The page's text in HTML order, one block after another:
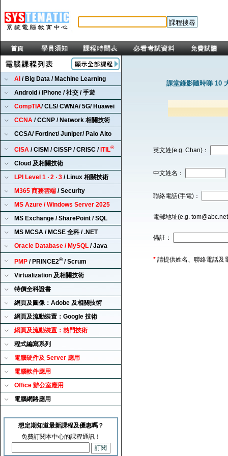
AI / Big Data / Machine Learning
Android / iPhone / 社交 / 手遊
CompTIA/ CLS/ CWNA/ 5G/ Huawei
CCNA / CCNP / Network 相關技術
CCSA/ Fortinet/ Juniper/ Palo Alto
CISA / CISM / CISSP / CRISC / ITIL®
Cloud 及相關技術
LPI Level 1 ‧ 2 ‧ 3 / Linux 相關技術
M365 商務雲端 / Security
MS Azure / Windows Server 2025
MS Exchange / SharePoint / SQL
MS MCSA / MCSE 全科 / .NET
Oracle Database / MySQL / Java
PMP / PRINCE2®/ Scrum
Virtualization 及相關技術
特價全科證書
網頁及圖像：Adobe 及相關技術
網頁及流動裝置：Google 技術
網頁及流動裝置：熱門技術
程式編寫系列
電腦硬件及 Server 應用
電腦軟件應用
Office 辦公室應用
電腦網路應用
想定期知道最新課程及優惠嗎？
免費訂閱本中心的課程通訊！
課堂錄影隨時睇 10
英文姓(e.g. Chan)：
中文姓名：
聯絡電話(手電)：
電郵地址(e.g.
備註：
* 請提供姓名、聯絡電話及